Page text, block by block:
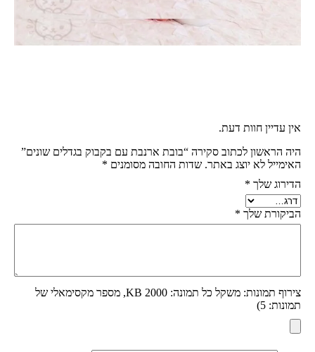
אין עדיין חוות דעת.
היה הראשון לכתוב סקירה “בובת ארנבת עם בקבוק בגדלים שונים”
האימייל לא יוצג באתר. שדות החובה מסומנים *
הדירוג שלך *
הביקורת שלך *
צירוף תמונות: משקל כל תמונה: 2000 KB, מספר מקסימאלי של
תמונות: 5)